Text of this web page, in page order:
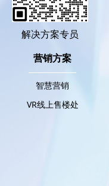
解决方案专员
营销方案
智慧营销
VR线上售楼处